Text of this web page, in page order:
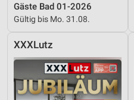
Gäste Bad 01-2026
Gültig bis Mo. 31.08.
XXXLutz